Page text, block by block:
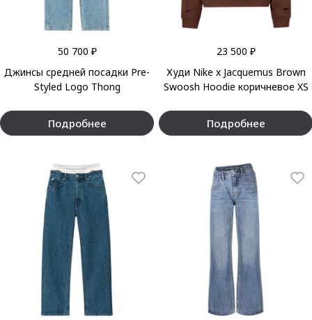
50 700 ₽
Джинсы средней посадки Pre-
Styled Logo Thong
Подробнее
23 500 ₽
Худи Nike x Jacquemus Brown
Swoosh Hoodie коричневое XS
Подробнее